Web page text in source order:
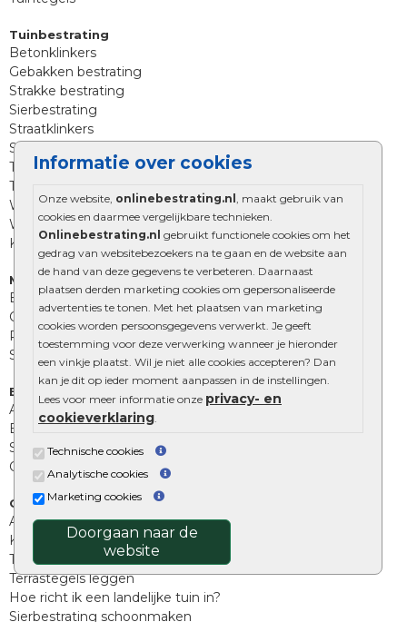
Informatie over cookies
Onze website, onlinebestrating.nl , maakt gebruik van
cookies en daarmee vergelijkbare technieken.
Onlinebestrating.nl gebruikt functionele cookies om het
gedrag van websitebezoekers na te gaan en de website aan
de hand van deze gegevens te verbeteren. Daarnaast
plaatsen derden marketing cookies om gepersonaliseerde
advertenties te tonen. Met het plaatsen van marketing
cookies worden persoonsgegevens verwerkt. Je geeft
toestemming voor deze verwerking wanneer je hieronder
een vinkje plaatst. Wil je niet alle cookies accepteren? Dan
kan je dit op ieder moment aanpassen in de instellingen.
Lees voor meer informatie onze privacy- en
cookieverklaring
Technische cookies
Analytische cookies
Marketing cookies
Doorgaan naar de
website
Tuinbestrating
Betonklinkers
Gebakken bestrating
Strakke bestrating
Sierbestrating
Straatklinkers
Straatstenen
Trommelstenen
Tuinstenen
Waalformaat
Wildverband bestrating
Kingstones
Muurelementen
Betonbielzen
Opsluitbanden
Palissades
Stapelblokken
Extra benodigdheden
Afwatering en diversen
Beplantings en betonelementen
Split, grind en zand
Oprit tegels
Overig
Aanbiedingen
Kunstgras
Tuintegels outlet
Terrastegels leggen
Hoe richt ik een landelijke tuin in?
Sierbestrating schoonmaken